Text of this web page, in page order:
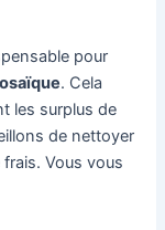
pour
. Cela
les surplus de
de nettoyer
Vous vous